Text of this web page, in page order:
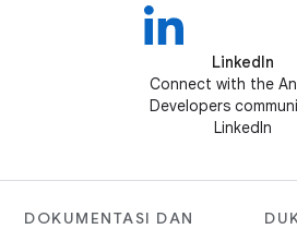
LinkedIn
Connect with the
Developers
LinkedIn
DOKUMENTASI DAN